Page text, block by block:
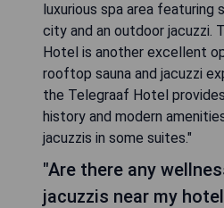
luxurious spa area featuring
city and an outdoor jacuzzi.
Hotel is another excellent
rooftop sauna and jacuzzi
the Telegraaf Hotel
history and modern
jacuzzis in some suites."
"Are there any
jacuzzis near my